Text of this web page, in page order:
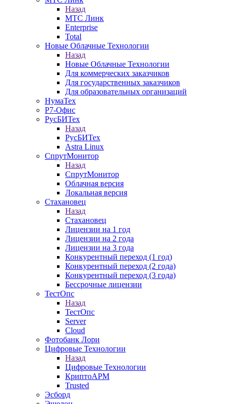
Назад
МТС Линк
Enterprise
Total
Новые Облачные Технологии
Назад
Новые Облачные Технологии
Для коммерческих заказчиков
Для государственных заказчиков
Для образовательных организаций
НумаТех
Р7-Офис
РусБИТех
Назад
РусБИТех
Astra Linux
СпрутМонитор
Назад
СпрутМонитор
Облачная версия
Локальная версия
Стахановец
Назад
Стахановец
Лицензии на 1 год
Лицензии на 2 года
Лицензии на 3 года
Конкурентный переход (1 год)
Конкурентный переход (2 года)
Конкурентный переход (3 года)
Бессрочные лицензии
ТестОпс
Назад
ТестОпс
Server
Cloud
Фотобанк Лори
Цифровые Технологии
Назад
Цифровые Технологии
КриптоАРМ
Trusted
Эсборд